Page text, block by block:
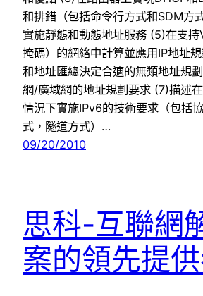
和排錯（包括命令行方式和SDM方
實施靜態和動態地址服務 (5)在支
掩碼）的網絡中計算並應用IP地址
和地址匯總決定合適的無類地址規
網/廣域網的地址規劃要求 (7)描述
情況下實施IPv6的技術要求（包括
式，隧道方式）…
09/20/2010
思科-互聯網
案的領先提